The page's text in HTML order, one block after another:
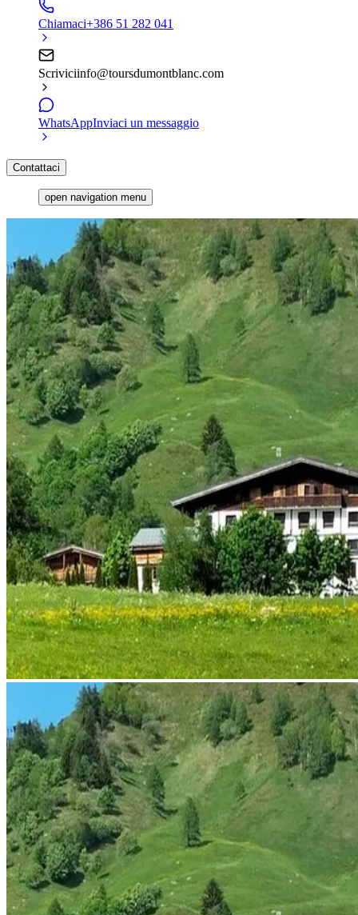
Chiamaci+386 51 282 041
Scriviciinfo@toursdumontblanc.com
WhatsAppInviaci un messaggio
Contattaci
open navigation menu